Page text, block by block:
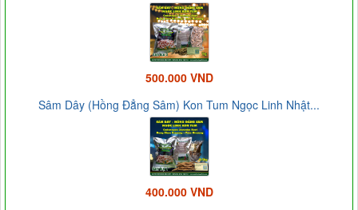
500.000 VND
Sâm Dây (Hồng Đẳng Sâm) Kon Tum Ngọc Linh Nhật...
400.000 VND